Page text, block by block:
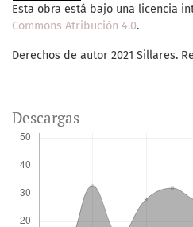
Esta obra está bajo una licencia
Commons Atribución 4.0.
Derechos de autor 2021 Sillares.
Descargas